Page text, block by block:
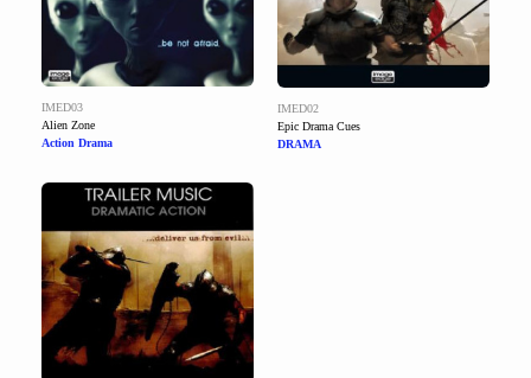
IMED03
Alien Zone
Action Drama
IMED02
Epic Drama Cues
DRAMA